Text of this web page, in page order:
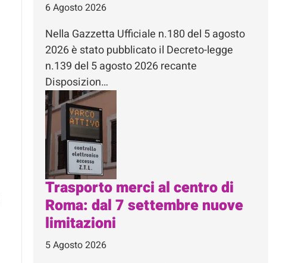
6 Agosto 2026
Nella Gazzetta Ufficiale n.180 del 5 agosto
2026 è stato pubblicato il Decreto-legge
n.139 del 5 agosto 2026 recante
Disposizion…
Trasporto merci al centro di
Roma: dal 7 settembre nuove
limitazioni
5 Agosto 2026